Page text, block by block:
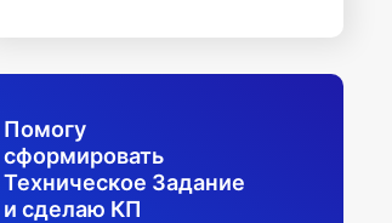
Помогу
сформировать
Техническое Задание
и сделаю КП